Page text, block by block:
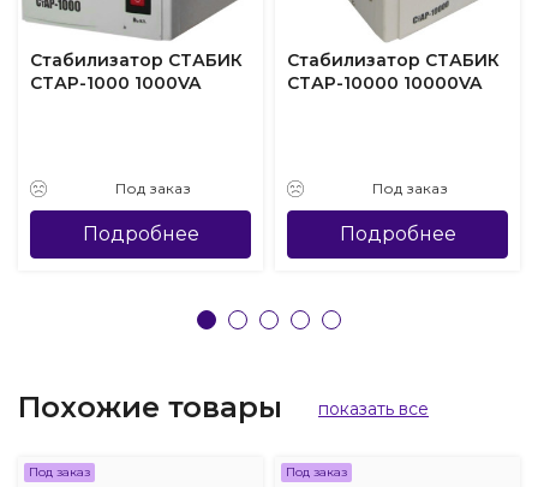
Стабилизатор СТАБИК
СТАР-1000 1000VA
Под заказ
Подробнее
Стабилизатор СТАБИК
СТАР-10000 10000VA
Под заказ
Подробнее
Похожие товары показать все
Под заказ Под заказ